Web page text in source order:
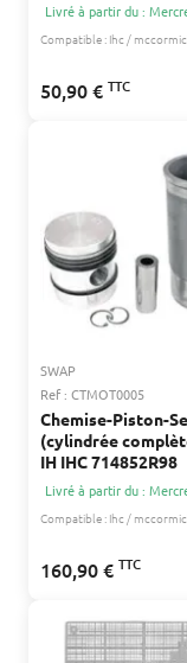
Livré à partir du :
Compatible : Ihc /
50,90 € TTC
SWAP
Ref : CTMOT0005
Chemise-Piston-
(cylindrée
IH IHC 714852R98
Livré à partir du :
Compatible : Ihc /
160,90 € TTC